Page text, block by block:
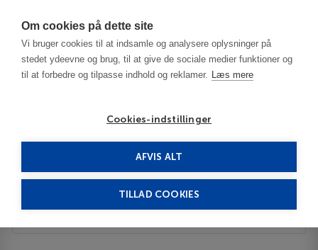
Om cookies på dette site
Vi bruger cookies til at indsamle og analysere oplysninger på
stedet ydeevne og brug, til at give de sociale medier funktioner og
til at forbedre og tilpasse indhold og reklamer. Læs mere
Cookies-indstillinger
AFVIS ALT
TILLAD COOKIES
Lakeland - FL Mulberry
Beskrivelse